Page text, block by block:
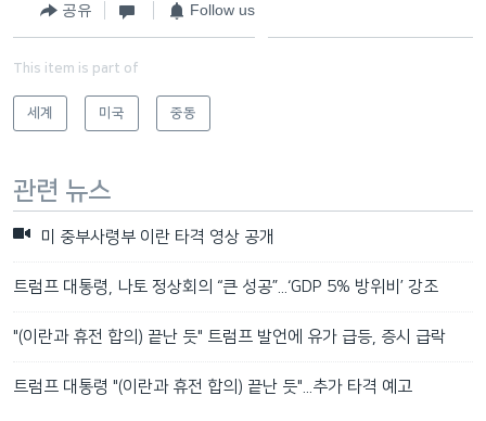
공유 Follow us
This item is part of
세계 미국 중동
관련 뉴스
미 중부사령부 이란 타격 영상 공개
트럼프 대통령, 나토 정상회의 “큰 성공”...‘GDP 5% 방위비’ 강조
"(이란과 휴전 합의) 끝난 듯" 트럼프 발언에 유가 급등, 증시 급락
트럼프 대통령 "(이란과 휴전 합의) 끝난 듯"...추가 타격 예고